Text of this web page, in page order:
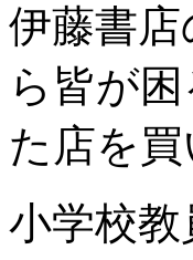
伊藤書
ら皆が
た店を買
小学校